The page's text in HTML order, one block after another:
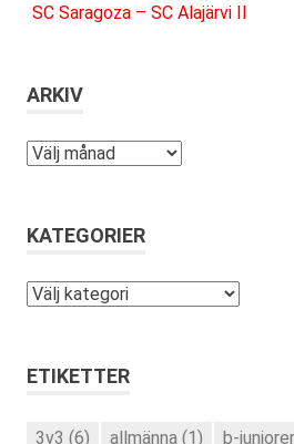
SC Saragoza – SC Alajärvi II
ARKIV
Arkiv
KATEGORIER
Kategorier
ETIKETTER
3v3 (6) allmänna (1) b-juniorer